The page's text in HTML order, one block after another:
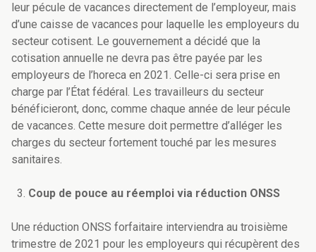
leur pécule de vacances directement de l’employeur, mais
d’une caisse de vacances pour laquelle les employeurs du
secteur cotisent. Le gouvernement a décidé que la
cotisation annuelle ne devra pas être payée par les
employeurs de l’horeca en 2021. Celle-ci sera prise en
charge par l’État fédéral. Les travailleurs du secteur
bénéficieront, donc, comme chaque année de leur pécule
de vacances. Cette mesure doit permettre d’alléger les
charges du secteur fortement touché par les mesures
sanitaires.
Coup de pouce au réemploi via réduction ONSS
Une réduction ONSS forfaitaire interviendra au troisième
trimestre de 2021 pour les employeurs qui récupèrent des